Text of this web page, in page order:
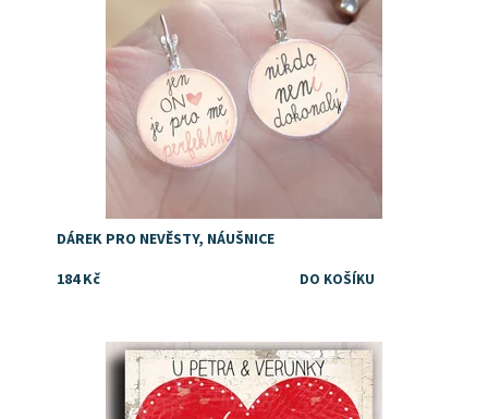
DÁREK PRO NEVĚSTY, NÁUŠNICE
184 Kč
Dostupnost: Skladem